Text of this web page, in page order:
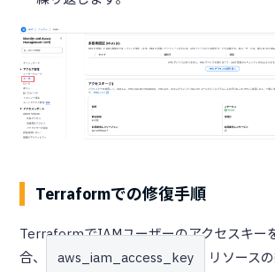
Terraformでの修復手順
TerraformでIAMユーザーのアクセスキー
合、
aws_iam_access_key
リソース